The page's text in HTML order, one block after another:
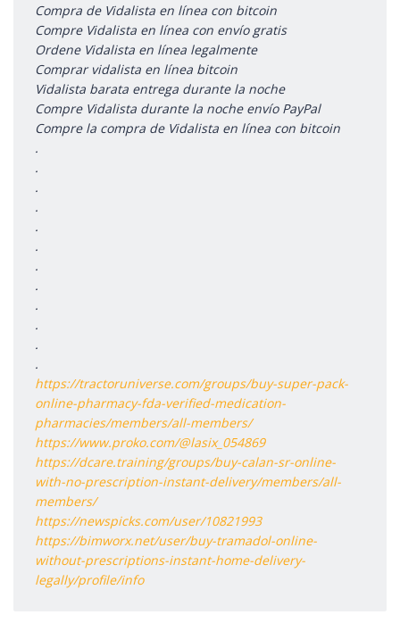
Compra de Vidalista en línea con bitcoin
Compre Vidalista en línea con envío gratis
Ordene Vidalista en línea legalmente
Comprar vidalista en línea bitcoin
Vidalista barata entrega durante la noche
Compre Vidalista durante la noche envío PayPal
Compre la compra de Vidalista en línea con bitcoin
.
.
.
.
.
.
.
.
.
.
.
.
https://tractoruniverse.com/groups/buy-super-pack-
online-pharmacy-fda-verified-medication-
pharmacies/members/all-members/
https://www.proko.com/@lasix_054869
https://dcare.training/groups/buy-calan-sr-online-
with-no-prescription-instant-delivery/members/all-
members/
https://newspicks.com/user/10821993
https://bimworx.net/user/buy-tramadol-online-
without-prescriptions-instant-home-delivery-
legally/profile/info